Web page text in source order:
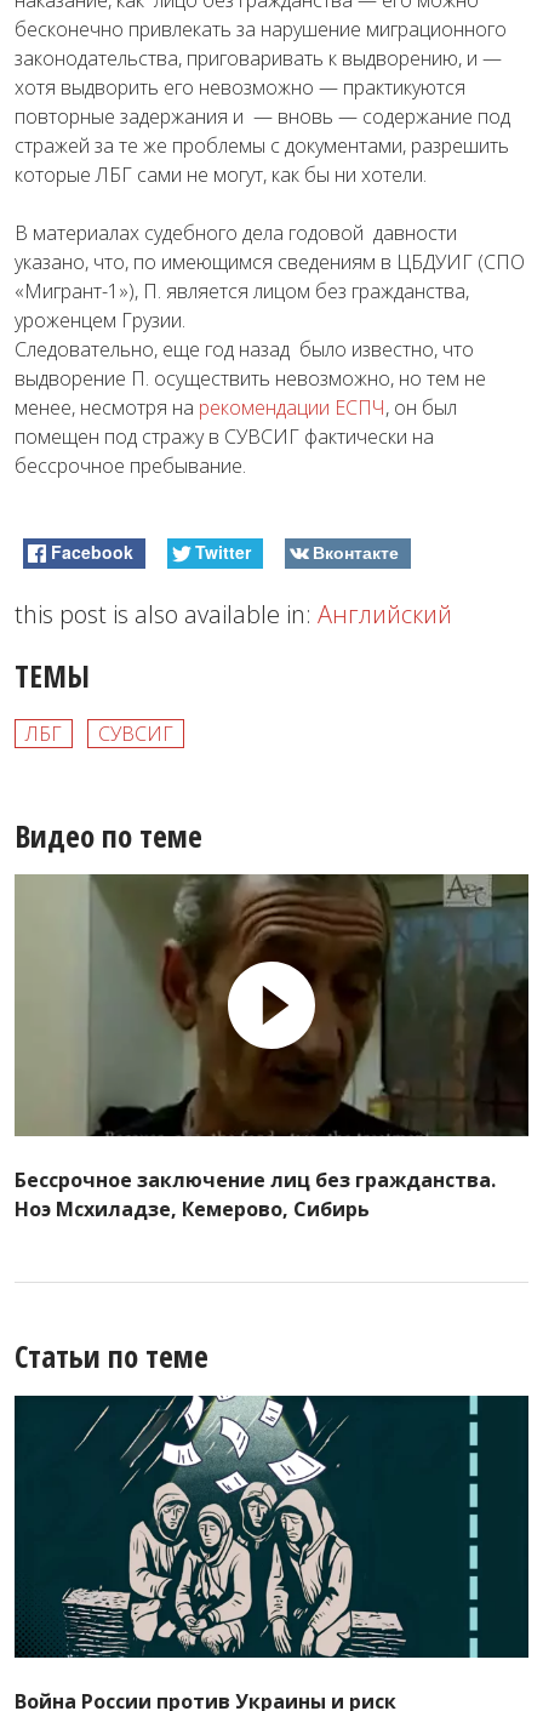
бесконечно привлекать за нарушение миграционного
законодательства, приговаривать к выдворению, и —
хотя выдворить его невозможно — практикуются
повторные задержания и — вновь — содержание под
стражей за те же проблемы с документами, разрешить
которые ЛБГ сами не могут, как бы ни хотели.
В материалах судебного дела годовой давности
указано, что, по имеющимся сведениям в ЦБДУИГ (СПО
«Мигрант-1»), П. является лицом без гражданства,
уроженцем Грузии.
Следовательно, еще год назад было известно, что
выдворение П. осуществить невозможно, но тем не
менее, несмотря на рекомендации ЕСПЧ, он был
помещен под стражу в СУВСИГ фактически на
бессрочное пребывание.
Facebook Twitter Вконтакте
this post is also available in: Английский
ТЕМЫ
ЛБГ СУВСИГ
Видео по теме
Бессрочное заключение лиц без гражданства.
Ноэ Мсхиладзе, Кемерово, Сибирь
Статьи по теме
Война России против Украины и риск